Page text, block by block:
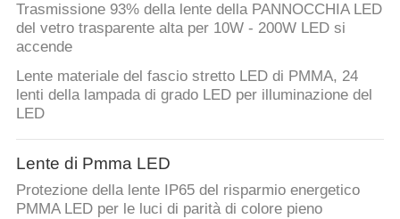
Trasmissione 93% della lente della PANNOCCHIA LED
del vetro trasparente alta per 10W - 200W LED si
accende
Lente materiale del fascio stretto LED di PMMA, 24
lenti della lampada di grado LED per illuminazione del
LED
Lente di Pmma LED
Protezione della lente IP65 del risparmio energetico
PMMA LED per le luci di parità di colore pieno